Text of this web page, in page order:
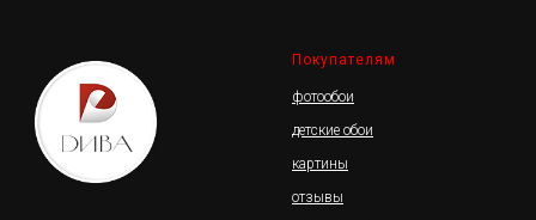
Покупателям
фотообои
детские обои
картины
отзывы